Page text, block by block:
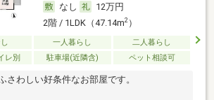
なし
12万円
2階 / 1LDK（47.14m2）
一人暮らし
二人暮らし
レ別
駐車場(近隣含) ペット相談可
さわしい好条件なお部屋です。